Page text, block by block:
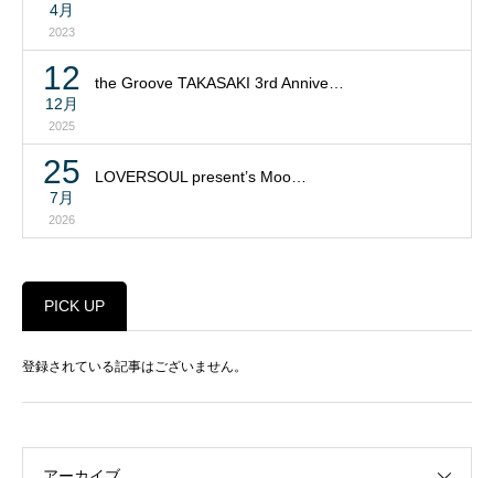
4月
2023
12
12月
2025
the Groove TAKASAKI 3rd Annive…
25
7月
2026
LOVERSOUL present’s Moo…
PICK UP
登録されている記事はございません。